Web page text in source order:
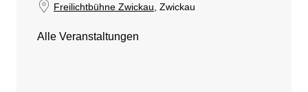
Freilichtbühne Zwickau , Zwickau
Alle Veranstaltungen